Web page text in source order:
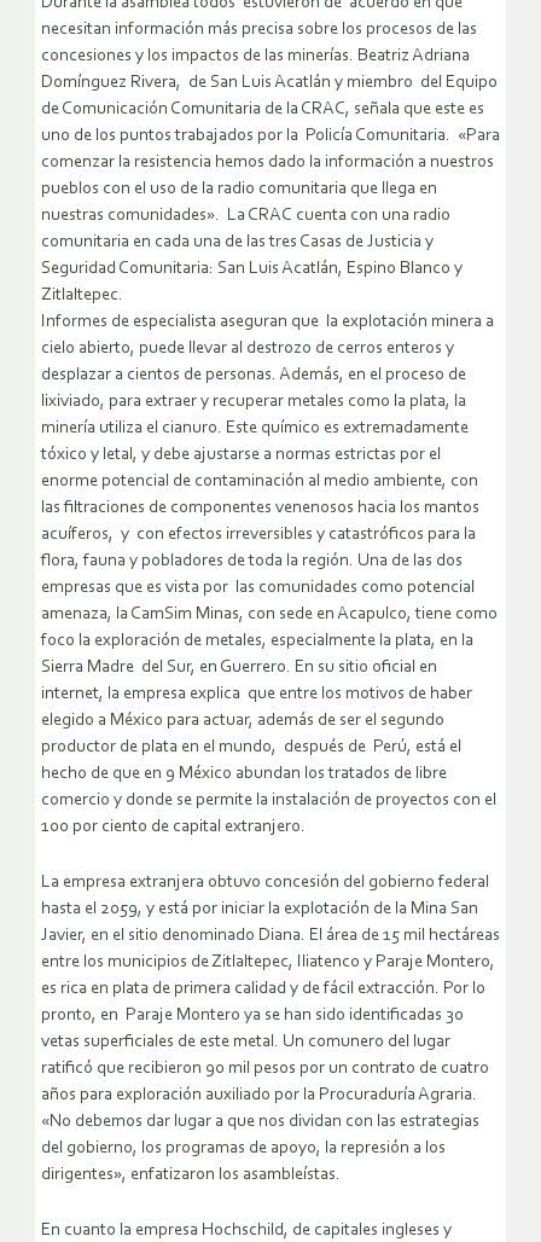
necesitan información más precisa sobre los procesos de las
concesiones y los impactos de las minerías. Beatriz Adriana
Domínguez Rivera, de San Luis Acatlán y miembro del Equipo
de Comunicación Comunitaria de la CRAC, señala que este es
uno de los puntos trabajados por la Policía Comunitaria. «Para
comenzar la resistencia hemos dado la información a nuestros
pueblos con el uso de la radio comunitaria que llega en
nuestras comunidades». La CRAC cuenta con una radio
comunitaria en cada una de las tres Casas de Justicia y
Seguridad Comunitaria: San Luis Acatlán, Espino Blanco y
Zitlaltepec.
Informes de especialista aseguran que la explotación minera a
cielo abierto, puede llevar al destrozo de cerros enteros y
desplazar a cientos de personas. Además, en el proceso de
lixiviado, para extraer y recuperar metales como la plata, la
minería utiliza el cianuro. Este químico es extremadamente
tóxico y letal, y debe ajustarse a normas estrictas por el
enorme potencial de contaminación al medio ambiente, con
las filtraciones de componentes venenosos hacia los mantos
acuíferos, y con efectos irreversibles y catastróficos para la
flora, fauna y pobladores de toda la región. Una de las dos
empresas que es vista por las comunidades como potencial
amenaza, la CamSim Minas, con sede en Acapulco, tiene como
foco la exploración de metales, especialmente la plata, en la
Sierra Madre del Sur, en Guerrero. En su sitio oficial en
internet, la empresa explica que entre los motivos de haber
elegido a México para actuar, además de ser el segundo
productor de plata en el mundo, después de Perú, está el
hecho de que en 9 México abundan los tratados de libre
comercio y donde se permite la instalación de proyectos con el
100 por ciento de capital extranjero.
La empresa extranjera obtuvo concesión del gobierno federal
hasta el 2059, y está por iniciar la explotación de la Mina San
Javier, en el sitio denominado Diana. El área de 15 mil hectáreas
entre los municipios de Zitlaltepec, Iliatenco y Paraje Montero,
es rica en plata de primera calidad y de fácil extracción. Por lo
pronto, en Paraje Montero ya se han sido identificadas 30
vetas superficiales de este metal. Un comunero del lugar
ratificó que recibieron 90 mil pesos por un contrato de cuatro
años para exploración auxiliado por la Procuraduría Agraria.
«No debemos dar lugar a que nos dividan con las estrategias
del gobierno, los programas de apoyo, la represión a los
dirigentes», enfatizaron los asambleístas.
En cuanto la empresa Hochschild, de capitales ingleses y